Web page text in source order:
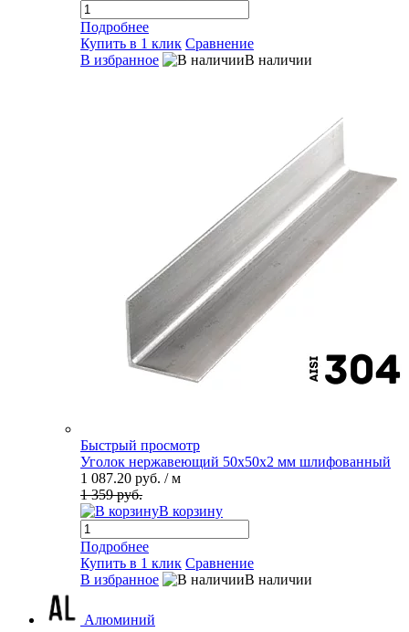
Подробнее
Купить в 1 клик Сравнение
В избранное
В наличии
Быстрый просмотр
Уголок нержавеющий 50х50х2 мм шлифованный
1 087.20 руб. / м
1 359 руб.
В корзину
Подробнее
Купить в 1 клик Сравнение
В избранное
В наличии
Алюминий